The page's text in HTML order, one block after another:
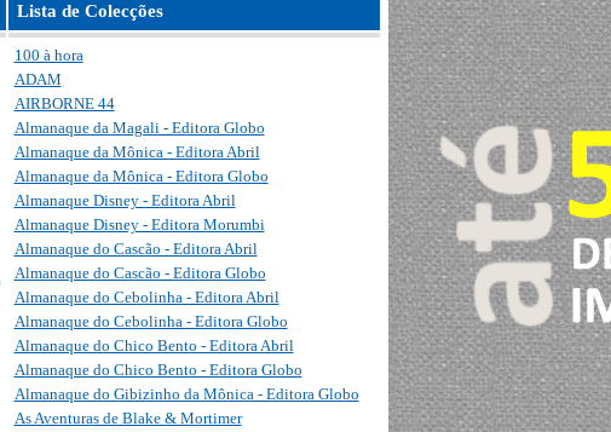
Lista de Colecções
100 à hora
ADAM
AIRBORNE 44
Almanaque da Magali - Editora Globo
Almanaque da Mônica - Editora Abril
Almanaque da Mônica - Editora Globo
Almanaque Disney - Editora Abril
Almanaque Disney - Editora Morumbi
Almanaque do Cascão - Editora Abril
Almanaque do Cascão - Editora Globo
Almanaque do Cebolinha - Editora Abril
Almanaque do Cebolinha - Editora Globo
Almanaque do Chico Bento - Editora Abril
Almanaque do Chico Bento - Editora Globo
Almanaque do Gibizinho da Mônica - Editora Globo
As Aventuras de Blake & Mortimer